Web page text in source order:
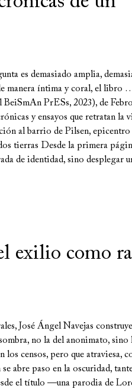
es demasiado amplia,
manera íntima y coral, el libro
PrESs, 2023), de
y ensayos que retratan la
al barrio de Pilsen, epicentro
tierras Desde la primera
de identidad, sino desplegar
exilio como
José Ángel Navejas
no la del anonimato, sino
los censos, pero que atraviesa,
abre paso en la oscuridad,
el título —una parodia de